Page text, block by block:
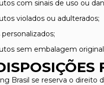
com sinais de uso ou
violados ou adulterados;
sem embalagem
Brasil se reserva o direito